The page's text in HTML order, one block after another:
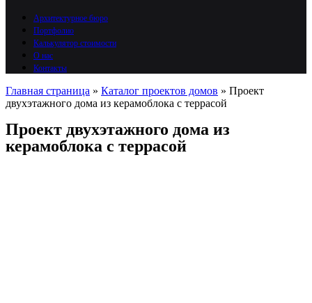
Архитектурное бюро
Портфолио
Калькулятор стоимости
О нас
Контакты
Главная страница » Каталог проектов домов » Проект
двухэтажного дома из керамоблока с террасой
Проект двухэтажного дома из
керамоблока с террасой